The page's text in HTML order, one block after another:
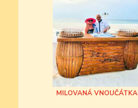
MILOVANÁ VNOUČÁTKA